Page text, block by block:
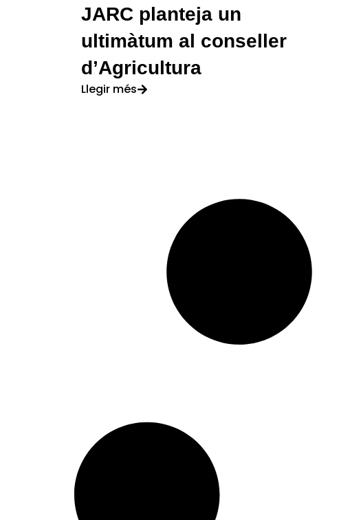
JARC planteja un
ultimàtum al conseller
d’Agricultura
Llegir més